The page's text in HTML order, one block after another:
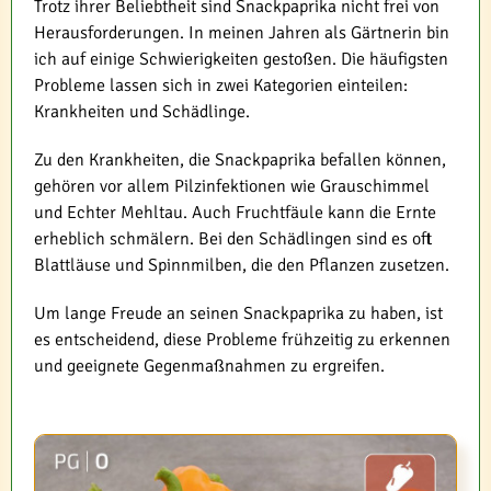
Trotz ihrer Beliebtheit sind Snackpaprika nicht frei von
Herausforderungen. In meinen Jahren als Gärtnerin bin
ich auf einige Schwierigkeiten gestoßen. Die häufigsten
Probleme lassen sich in zwei Kategorien einteilen:
Krankheiten und Schädlinge.
Zu den Krankheiten, die Snackpaprika befallen können,
gehören vor allem Pilzinfektionen wie Grauschimmel
und Echter Mehltau. Auch Fruchtfäule kann die Ernte
erheblich schmälern. Bei den Schädlingen sind es oft
Blattläuse und Spinnmilben, die den Pflanzen zusetzen.
Um lange Freude an seinen Snackpaprika zu haben, ist
es entscheidend, diese Probleme frühzeitig zu erkennen
und geeignete Gegenmaßnahmen zu ergreifen.